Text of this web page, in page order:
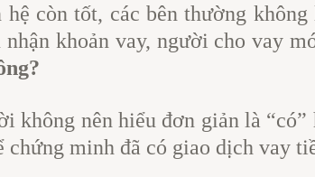
hệ còn tốt, các bên thường
nhận khoản vay, người cho vay
không nên hiểu đơn giản là
chứng minh đã có giao dịch vay